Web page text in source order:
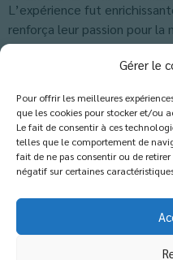
Gérer le
Pour offrir les meilleures
que les cookies pour stocker et/ou
Le fait de consentir à ces
telles que le comportement de
fait de ne pas consentir ou de
négatif sur certaines
L’expérience fut
renforça leur passion pour
Les commentaires sont